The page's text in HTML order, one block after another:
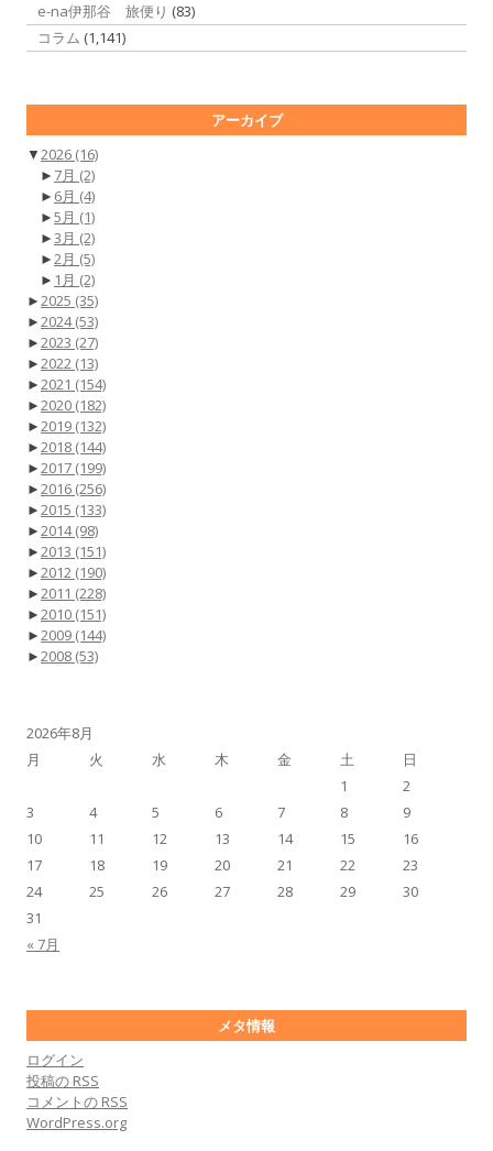
e-na伊那谷 旅便り (83)
コラム (1,141)
アーカイブ
▼2026 (16)
► 7月 (2)
► 6月 (4)
►5月 (1)
►3月 (2)
►2月 (5)
► 1月 (2)
►2025 (35)
►2024(53)
►2023 (27)
►2022 (13)
►2021 (154)
►2020 (182)
►2019 (132)
►2018 (144)
►2017 (199)
►2016 (256)
►2015 (133)
►2014(98)
►2013 (151)
►2012 (190)
►2011 (228)
►2010 (151)
►2009 (144)
►2008 (53)
2026年8月
月
火 水 木 金 土 日
« 7月
1
2
3
4 5 6 7 8
9
10
11 12 13 14 15
16
17
18 19 20 21 22
23
24
25 26 27 28 29
30
31
メタ情報
ログイン
投稿の RSS
コメントの RSS
WordPress.org